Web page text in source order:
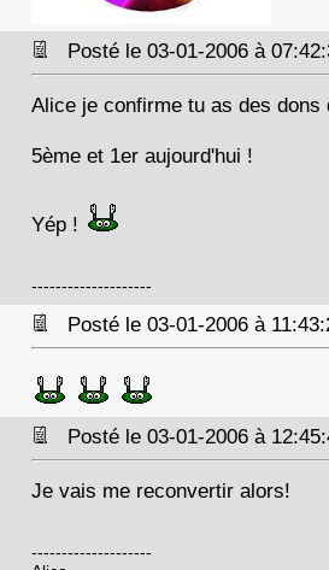
Posté le 03-01-2006 à
Alice je confirme tu as des
5ème et 1er aujourd'hui !
Yép !
--------------------
Posté le 03-01-2006 à
Posté le 03-01-2006 à
Je vais me reconvertir alors!
--------------------